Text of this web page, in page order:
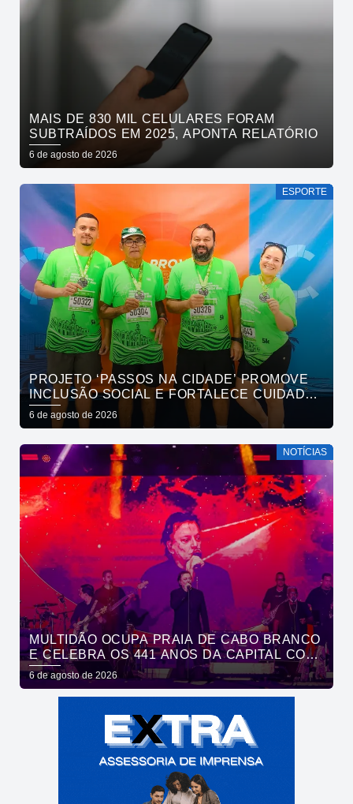
MAIS DE 830 MIL CELULARES FORAM
SUBTRAÍDOS EM 2025, APONTA RELATÓRIO
6 de agosto de 2026
ESPORTE
PROJETO ‘PASSOS NA CIDADE’ PROMOVE
INCLUSÃO SOCIAL E FORTALECE CUIDADO
EM SAÚDE MENTAL POR MEIO DA CORRIDA
6 de agosto de 2026
NOTÍCIAS
MULTIDÃO OCUPA PRAIA DE CABO BRANCO
E CELEBRA OS 441 ANOS DA CAPITAL COM
SHOWS DE ROUPA NOVA E FÁBIO JR
6 de agosto de 2026